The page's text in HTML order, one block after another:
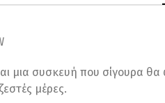
μια συσκευή που σίγουρα
μέρες.